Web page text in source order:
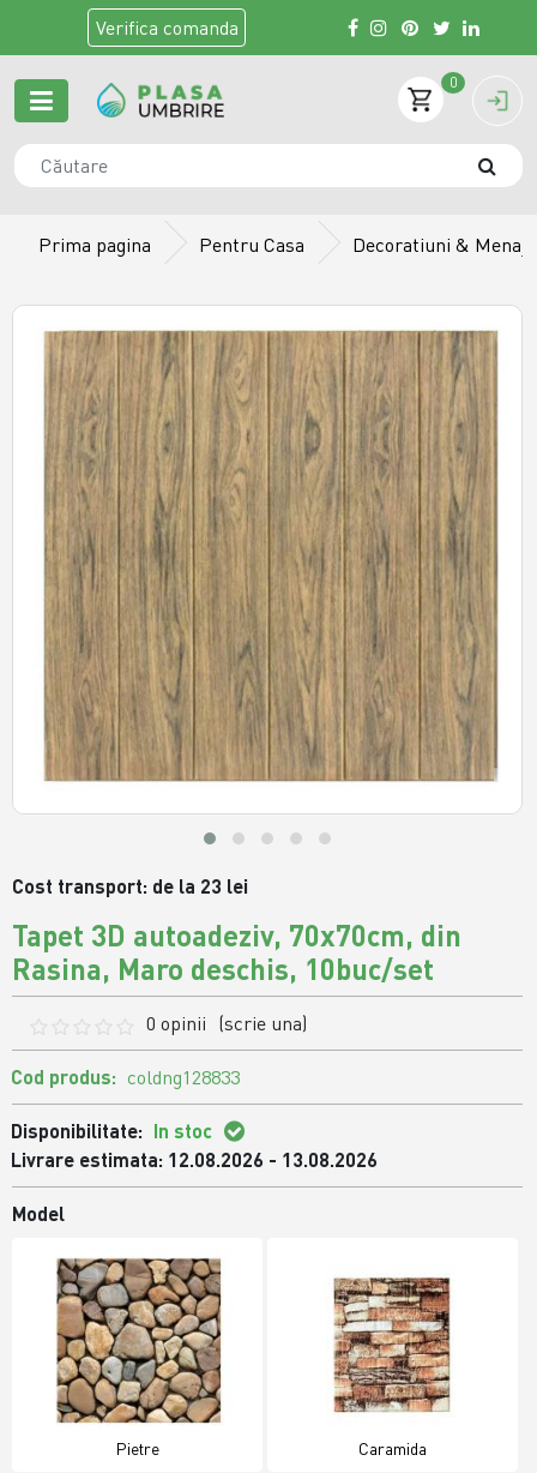
Verifica comanda
0
Prima pagina Pentru Casa Decoratiuni & Menaj
Cost transport: de la 23 lei
Tapet 3D autoadeziv, 70x70cm, din
Rasina, Maro deschis, 10buc/set
0 opinii (scrie una)
Cod produs: coldng128833
Disponibilitate: In stoc
Livrare estimata: 12.08.2026 - 13.08.2026
Model
Pietre Caramida